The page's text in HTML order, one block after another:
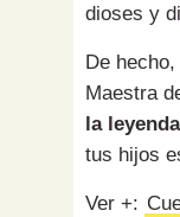
dioses y
De hecho,
Maestra
la
tus hijos
Ver +: